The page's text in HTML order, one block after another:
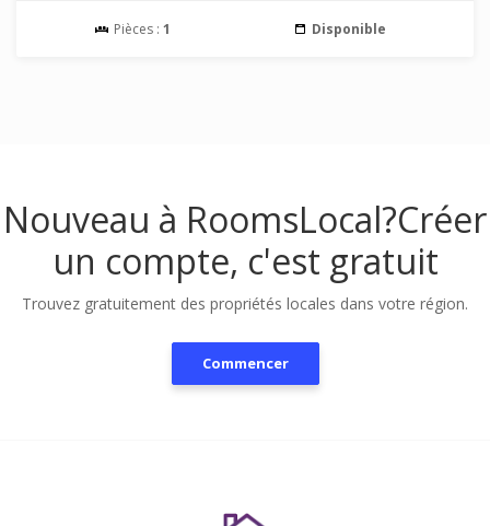
Pièces : 1 Disponible
Nouveau à RoomsLocal?Créer
un compte, c'est gratuit
Trouvez gratuitement des propriétés locales dans votre région.
Commencer